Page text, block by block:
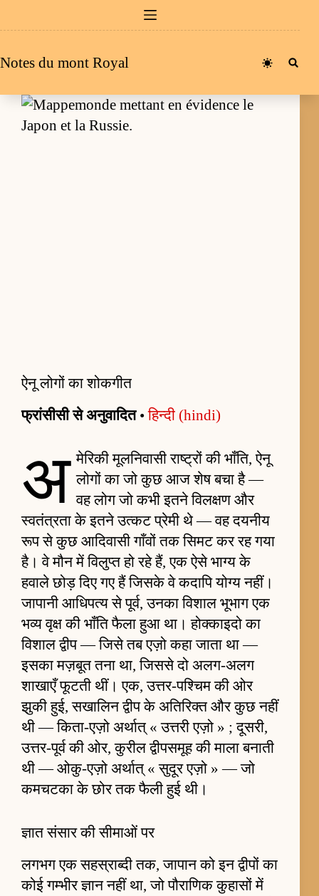
au
Notes du mont Royal
ऐनू लोगों का शोकगीत
फ्रांसीसी से अनुवादित•हिन्दी (hindi)
अ मेरिकी मूलनिवासी राष्ट्रों की भाँति, ऐनू
लोगों का जो कुछ आज शेष बचा है —
वह लोग जो कभी इतने विलक्षण और
स्वतंत्रता के इतने उत्कट प्रेमी थे — वह दयनीय
रूप से कुछ आदिवासी गाँवों तक सिमट कर रह गया
है। वे मौन में विलुप्त हो रहे हैं, एक ऐसे भाग्य के
हवाले छोड़ दिए गए हैं जिसके वे कदापि योग्य नहीं।
जापानी आधिपत्य से पूर्व, उनका विशाल भूभाग एक
भव्य वृक्ष की भाँति फैला हुआ था। होक्काइदो का
विशाल द्वीप — जिसे तब एज़ो कहा जाता था —
इसका मज़बूत तना था, जिससे दो अलग-अलग
शाखाएँ फूटती थीं। एक, उत्तर-पश्चिम की ओर
झुकी हुई, सखालिन द्वीप के अतिरिक्त और कुछ नहीं
थी — किता-एज़ो अर्थात् « उत्तरी एज़ो » ; दूसरी,
उत्तर-पूर्व की ओर, कुरील द्वीपसमूह की माला बनाती
थी — ओकु-एज़ो अर्थात् « सुदूर एज़ो » — जो
कमचटका के छोर तक फैली हुई थी।
ज्ञात संसार की सीमाओं पर
लगभग एक सहस्राब्दी तक, जापान को इन द्वीपों का
कोई गम्भीर ज्ञान नहीं था, जो पौराणिक कुहासों में